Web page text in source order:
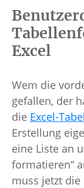
Excel
Wem die
gefallen, der
die Excel-
Erstellung
eine Liste an
formatieren“
muss jetzt die